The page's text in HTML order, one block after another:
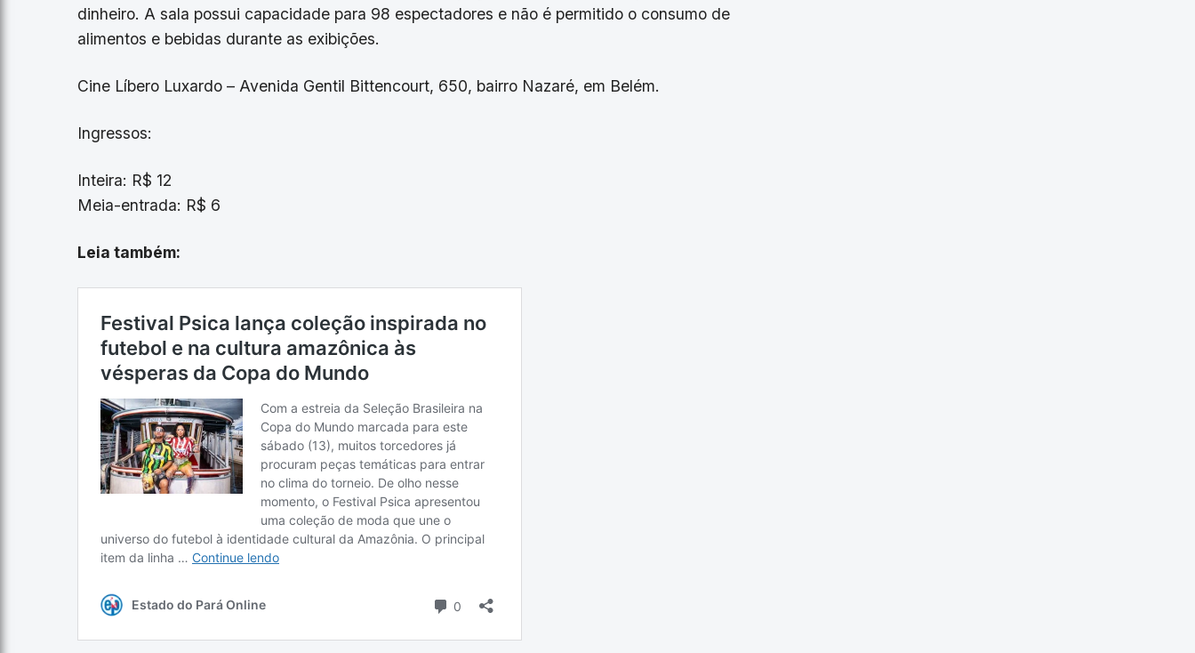
dinheiro. A sala possui capacidade para 98 espectadores e não é permitido o consumo de
alimentos e bebidas durante as exibições.
Cine Líbero Luxardo – Avenida Gentil Bittencourt, 650, bairro Nazaré, em Belém.
Ingressos:
Inteira: R$ 12
Meia-entrada: R$ 6
Leia também: